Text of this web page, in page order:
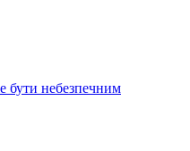
бути небезпечним